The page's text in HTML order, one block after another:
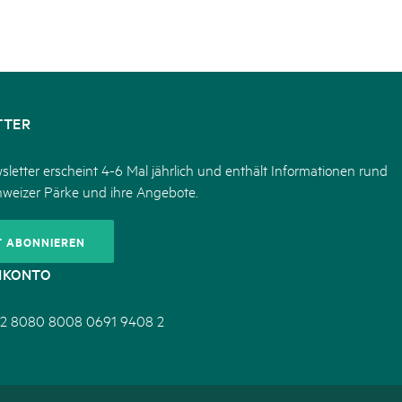
erscheint 4-6 Mal jährlich und enthält Informationen rund
Pärke und ihre Angebote.
ABONNIEREN
8080 8008 0691 9408 2